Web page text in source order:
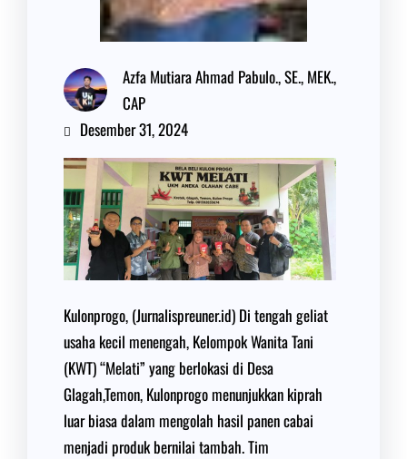
Azfa Mutiara Ahmad Pabulo., SE., MEK.,
CAP
Desember 31, 2024
Kulonprogo, (Jurnalispreuner.id) Di tengah geliat
usaha kecil menengah, Kelompok Wanita Tani
(KWT) “Melati” yang berlokasi di Desa
Glagah,Temon, Kulonprogo menunjukkan kiprah
luar biasa dalam mengolah hasil panen cabai
menjadi produk bernilai tambah. Tim